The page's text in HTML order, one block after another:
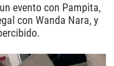
evento con Pampita,
con Wanda Nara, y